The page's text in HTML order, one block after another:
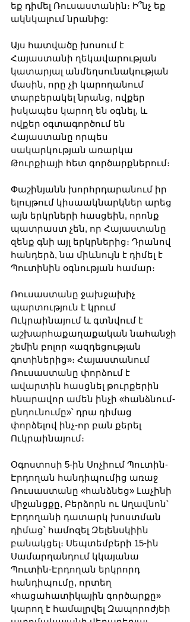
եք դիմել Ռուսաստանին։ Ի՞նչ եք
ակնկալում նրանից:
Այս հատվածը խոսում է
Հայաստանի ղեկավարության
կատարյալ անմեղսունակության
մասին, որը չի կարողանում
տարբերակել նրանց, ովքեր
իսկապես կարող են օգնել, և
ովքեր օգտագործում են
Հայաստանը որպես
սակարկության առարկա
Թուրքիայի հետ գործարքներում։
Փաշինյանն խորհրդարանում իր
ելույթում կիսաակնարկներ արեց
այն երկրների հասցեին, որոնք
պատրաստ չեն, որ Հայաստանը
զենք գնի այլ երկրներից։ Դրանով
հանդերձ, նա միևնույն է դիմել է
Պուտինին օգնության համար։
Ռուսաստանը ջախջախիչ
պարտություն է կրում
Ուկրաինայում և գտնվում է
աշխարհաքաղաքական նահանջի
շեմին բոլոր «ազդեցության
գոտիներից»։ Հայաստանում
Ռուսաստանը փորձում է
ավարտին հասցնել թուրքերին
հնարավոր ամեն ինչի «հանձնում-
ընդունումը»՝ դրա դիմաց
փորձելով ինչ-որ բան քերել
Ուկրաինայում։
Օգոստոսի 5-ին Սոչիում Պուտին-
Էրդողան հանդիպումից առաջ
Ռուսաստանը «հանձնեց» Լաչինի
միջանցքը, Բերձորն ու Աղավնոն՝
Էրդողանի դատարկ խոստման
դիմաց՝ համոզել Զելենսկիին
բանակցել։ Սեպտեմբերի 15-ին
Սամարղանդում կկայանա
Պուտին-Էրդողան երկրորդ
հանդիպումը, որտեղ
«հացահատիկային գործարքը»
կարող է համալրվել Զապորոժյեի